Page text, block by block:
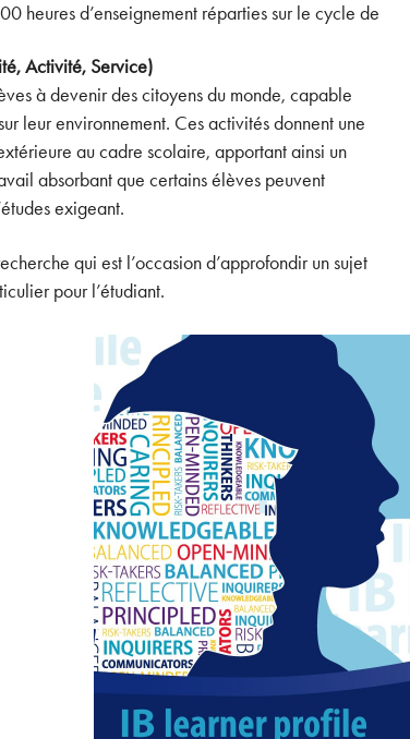
heures d’enseignement réparties sur le cycle de
Activité, Service)
à devenir des citoyens du monde, capable
leur environnement. Ces activités donnent une
au cadre scolaire, apportant ainsi un
absorbant que certains élèves peuvent
exigeant.
qui est l’occasion d’approfondir un sujet
pour l’étudiant.